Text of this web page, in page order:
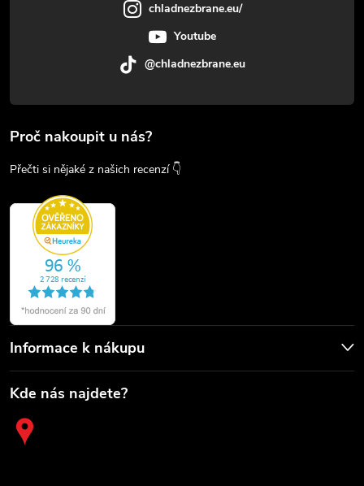
chladnezbrane.eu/
Youtube
@chladnezbrane.eu
Proč nakoupit u nás?
Přečti si nějaké z našich recenzí 👇
Informace k nákupu
Kde nás najdete?